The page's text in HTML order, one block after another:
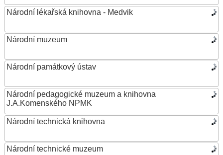
Národní lékařská knihovna - Medvik
Národní muzeum
Národní památkový ústav
Národní pedagogické muzeum a knihovna
J.A.Komenského NPMK
Národní technická knihovna
Národní technické muzeum